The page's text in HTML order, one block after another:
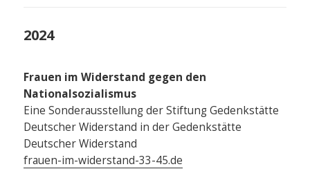
2024
Frauen im Widerstand gegen den
Nationalsozialismus
Eine Sonderausstellung der Stiftung Gedenkstätte
Deutscher Widerstand in der Gedenkstätte
Deutscher Widerstand
frauen-im-widerstand-33-45.de